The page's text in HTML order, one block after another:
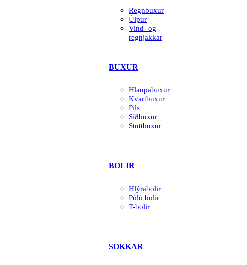
Regnbuxur
Úlpur
Vind- og
regnjakkar
BUXUR
Hlaupabuxur
Kvartbuxur
Pils
Síðbuxur
Stuttbuxur
BOLIR
Hlýrabolir
Póló bolir
T-bolir
SOKKAR